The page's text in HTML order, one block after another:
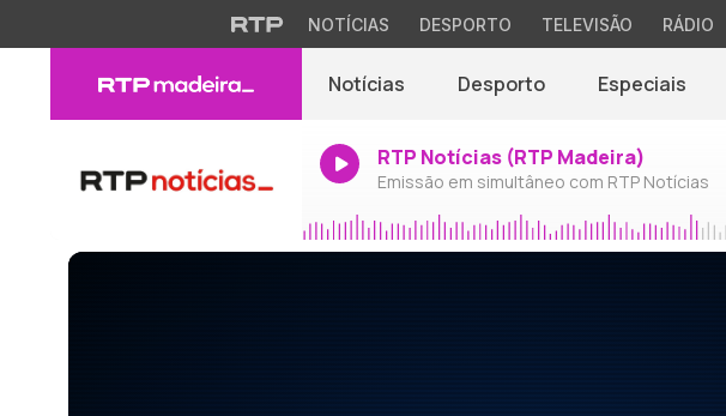
NOTÍCIAS DESPORTO TELEVISÃO RÁDIO
Notícias Desporto Especiais
RTP Notícias (RTP Madeira)
Emissão em simultâneo com RTP Notícias